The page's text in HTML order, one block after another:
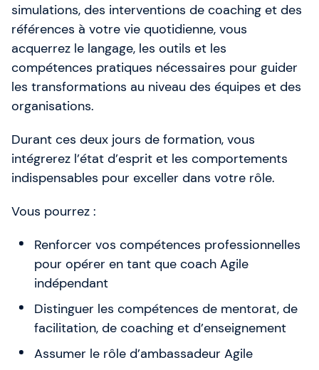
simulations, des interventions de coaching et des
références à votre vie quotidienne, vous
acquerrez le langage, les outils et les
compétences pratiques nécessaires pour guider
les transformations au niveau des équipes et des
organisations.
Durant ces deux jours de formation, vous
intégrerez l’état d’esprit et les comportements
indispensables pour exceller dans votre rôle.
Vous pourrez :
Renforcer vos compétences professionnelles
pour opérer en tant que coach Agile
indépendant
Distinguer les compétences de mentorat, de
facilitation, de coaching et d’enseignement
Assumer le rôle d’ambassadeur Agile